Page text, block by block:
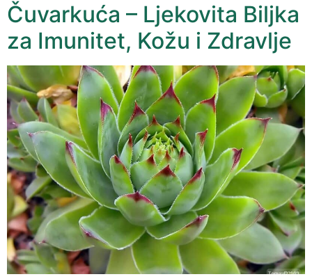
Čuvarkuća – Ljekovita Biljka
za Imunitet, Kožu i Zdravlje